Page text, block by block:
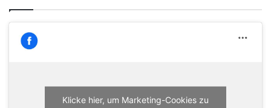
Klicke hier, um Marketing-Cookies zu